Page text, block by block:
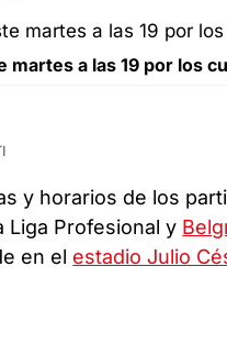
martes a las 19 por los
y horarios de los
Liga Profesional y
en el estadio Julio